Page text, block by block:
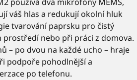
váš hlas a redukují okolní hluk
tvarování paprsku pro čistý
prostředí nebo při práci z domova.
– po dvou na každé ucho – hraje
podpoře pohodlnější a
po telefonu.